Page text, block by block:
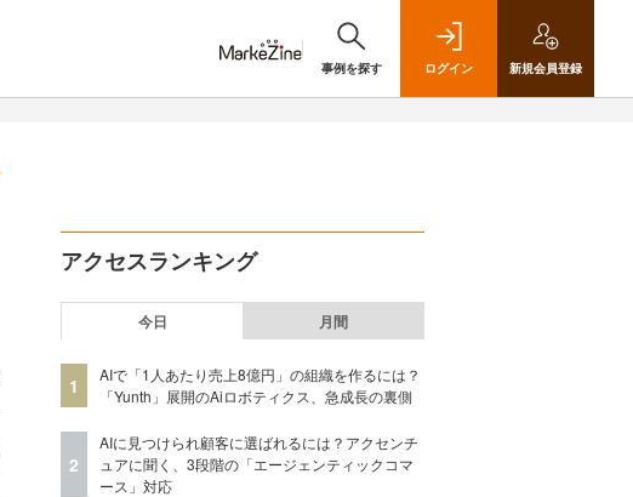
事例を探す ログイン 新規会員登録
アクセスランキング
今日 月間
1
AIで「1人あたり売上8億円」の組織を作るには？
「Yunth」展開のAiロボティクス、急成長の裏側
2
AIに見つけられ顧客に選ばれるには？アクセンチ
ュアに聞く、3段階の「エージェンティックコマ
ース」対応